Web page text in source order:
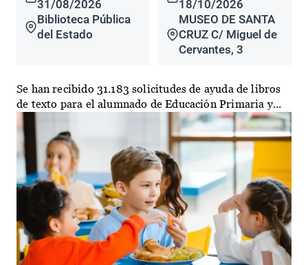
31/08/2026
Biblioteca Pública
del Estado
18/10/2026
MUSEO DE SANTA
CRUZ C/ Miguel de
Cervantes, 3
Se han recibido 31.183 solicitudes de ayuda de libros
de texto para el alumnado de Educación Primaria y...